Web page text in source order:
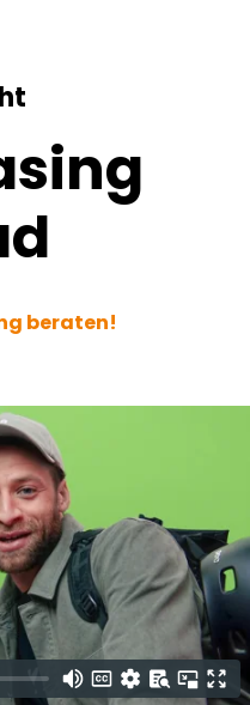
beraten!